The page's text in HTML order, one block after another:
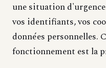
une situation
vos identifiants, vos
données personnelles.
fonctionnement est la